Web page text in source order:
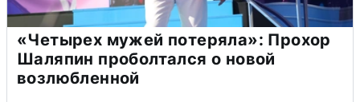
«Четырех мужей потеряла»: Прохор
Шаляпин проболтался о новой
возлюбленной